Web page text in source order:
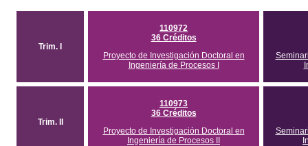
Trim. I
110972
36 Créditos
Proyecto de Investigación Doctoral en
Ingeniería de Procesos I
Trim. II
110973
36 Créditos
Proyecto de Investigación Doctoral en
Ingeniería de Procesos II